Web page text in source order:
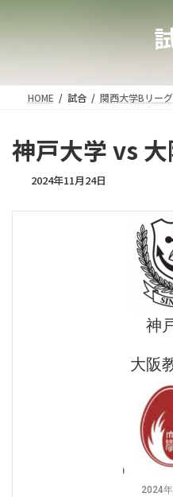
HOME 試合 関西大学Bリーグ
神戸大学 vs
2024年11月24日
神
大阪
2024